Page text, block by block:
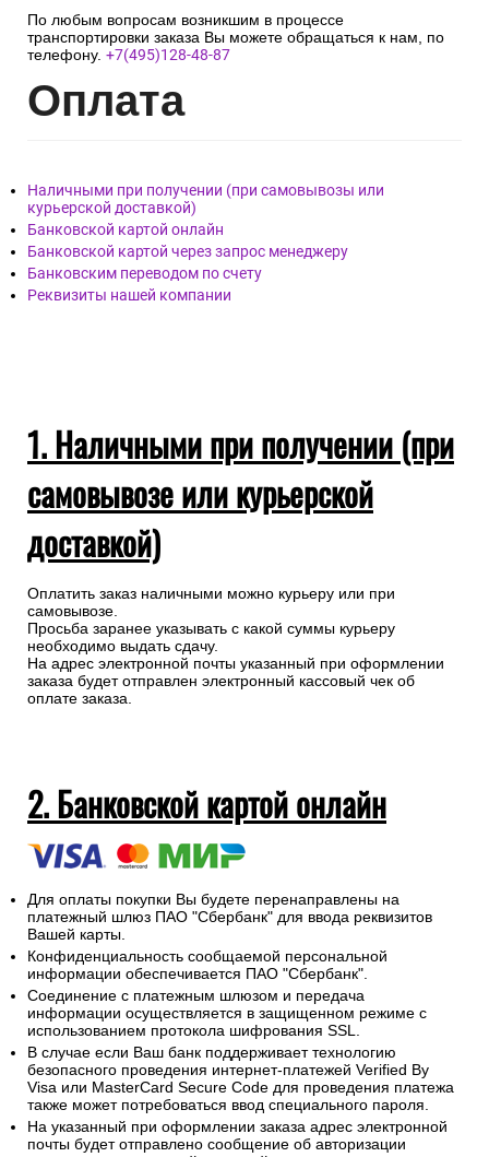
По любым вопросам возникшим в процессе
транспортировки заказа Вы можете обращаться к нам, по
телефону. +7(495)128-48-87
Оплата
Наличными при получении (при самовывозы или
курьерской доставкой)
Банковской картой онлайн
Банковской картой через запрос менеджеру
Банковским переводом по счету
Реквизиты нашей компании
1. Наличными при получении (при
самовывозе или курьерской
доставкой)
Оплатить заказ наличными можно курьеру или при
самовывозе.
Просьба заранее указывать с какой суммы курьеру
необходимо выдать сдачу.
На адрес электронной почты указанный при оформлении
заказа будет отправлен электронный кассовый чек об
оплате заказа.
2. Банковской картой онлайн
Для оплаты покупки Вы будете перенаправлены на
платежный шлюз ПАО "Сбербанк" для ввода реквизитов
Вашей карты.
Конфиденциальность сообщаемой персональной
информации обеспечивается ПАО "Сбербанк".
Соединение с платежным шлюзом и передача
информации осуществляется в защищенном режиме с
использованием протокола шифрования SSL.
В случае если Ваш банк поддерживает технологию
безопасного проведения интернет-платежей Verified By
Visa или MasterCard Secure Code для проведения платежа
также может потребоваться ввод специального пароля.
На указанный при оформлении заказа адрес электронной
почты будет отправлено сообщение об авторизации